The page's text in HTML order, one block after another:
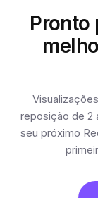
Pronto
reposição de 2
seu próximo